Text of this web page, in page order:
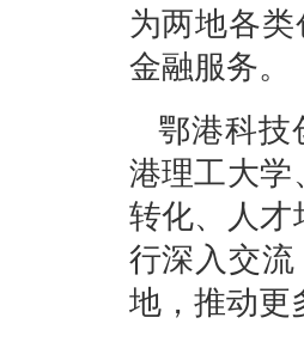
为两地各
金融服务。
鄂港科技
港理工大学
转化、人才
行深入交
地，推动更